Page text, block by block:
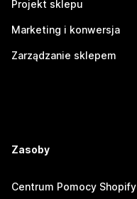
Projekt sklepu
Marketing i konwersja
Zarządzanie sklepem
Zasoby
Centrum Pomocy Shopify